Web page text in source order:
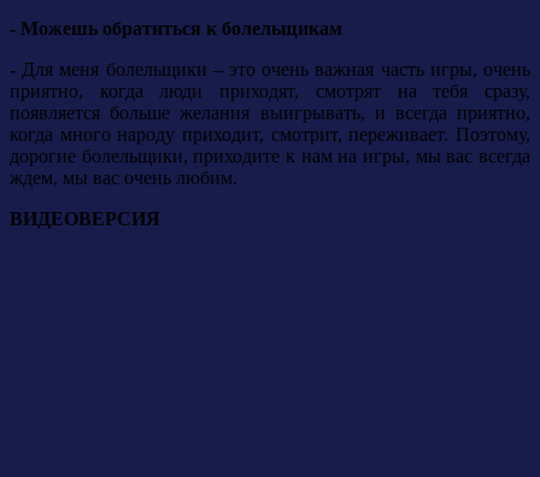
- Можешь обратиться к болельщикам
- Для меня болельщики – это очень важная часть игры, очень
приятно, когда люди приходят, смотрят на тебя сразу,
появляется больше желания выигрывать, и всегда приятно,
когда много народу приходит, смотрит, переживает. Поэтому,
дорогие болельщики, приходите к нам на игры, мы вас всегда
ждем, мы вас очень любим.
ВИДЕОВЕРСИЯ